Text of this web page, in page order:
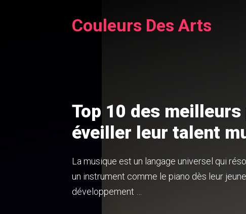
Couleurs Des Arts
Top 10 des
éveiller leur talent
La musique est un langage universel qui
un instrument comme le piano dès leur
développement …